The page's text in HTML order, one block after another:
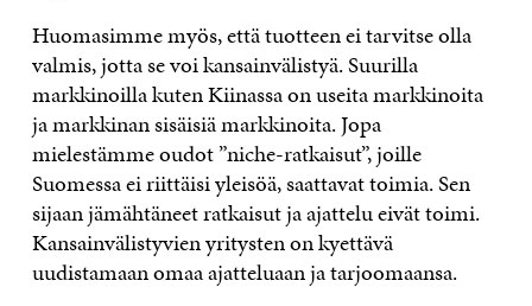
Huomasimme myös, että tuotteen ei tarvitse olla
valmis, jotta se voi kansainvälistyä. Suurilla
markkinoilla kuten Kiinassa on useita markkinoita
ja markkinan sisäisiä markkinoita. Jopa
mielestämme oudot ”niche-ratkaisut”, joille
Suomessa ei riittäisi yleisöä, saattavat toimia. Sen
sijaan jämähtäneet ratkaisut ja ajattelu eivät toimi.
Kansainvälistyvien yritysten on kyettävä
uudistamaan omaa ajatteluaan ja tarjoomaansa.